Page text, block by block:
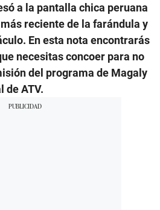
a la pantalla chica peruana
reciente de la farándula y
En esta nota encontrarás
necesitas concoer para no
del programa de Magaly
de ATV.